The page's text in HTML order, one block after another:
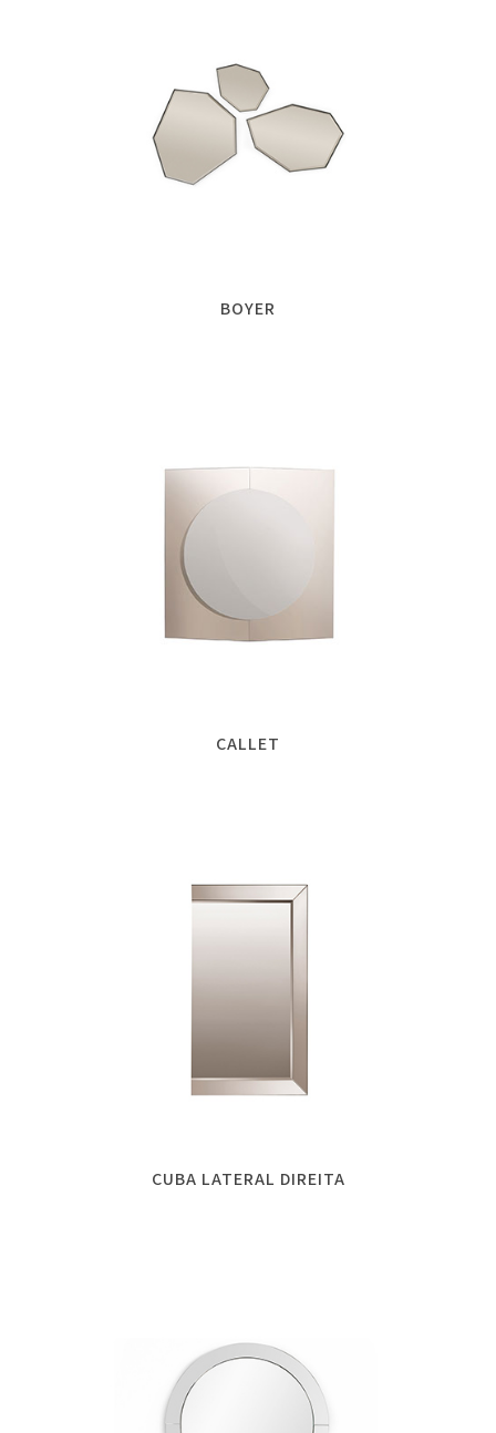
BOYER
CALLET
CUBA LATERAL DIREITA